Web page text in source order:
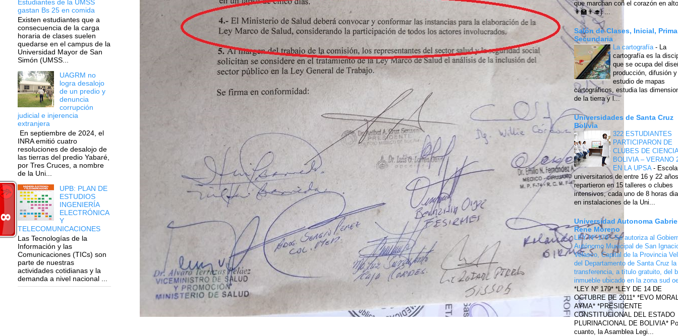
Estudiantes de la UMSS
gastan Bs 25 en comida
Existen estudiantes que a
consecuencia de la carga
horaria de clases suelen
quedarse en el campus de la
Universidad Mayor de San
Simón (UMSS...
UAGRM no
logra desalojo
de un predio y
denuncia
corrupción
judicial e injerencia
extranjera
En septiembre de 2024, el
INRA emitió cuatro
resoluciones de desalojo de
las tierras del predio Yabaré,
por Tres Cruces, a nombre
de la Uni...
UPB: PLAN DE
ESTUDIOS
INGENIERÍA
ELECTRÓNICA
Y
TELECOMUNICACIONES
Las Tecnologías de la
Información y las
Comunicaciones (TICs) son
parte de nuestras
actividades cotidianas y la
demanda a nivel nacional ...
que marchan con el corazón en
👩‍🏫👨‍🎓} ...
Salón de Clases, Inicial,
Secundaria
La cartografía -
La
cartografía es la
que se ocupa del
producción, difusión y
estudio de mapas
cartográficos, estudia las
de la tierra y l...
Universidades de Santa Cruz
Bolivia
322 ESTUDIANTES
PARTICIPARON DE
CLUBES DE CIENCIA
BOLIVIA – VERANO
EN LA UPSA -
universitarios de entre 16 y 22
repartieron en 15 talleres o clubes
intensivos, cada uno de 8 horas
en instalaciones de la Uni...
Universidad Autonoma
Rene Moreno
LEY Nº 179 - Se autoriza al
Autónomo Municipal de San
Velasco, Capital de la Provincia
del Departamento de Santa Cruz la
transferencia, a título gratuito, del
inmueble ubicado en la zona sud
*LEY Nº 179* *LEY DE 14 DE
OCTUBRE DE 2011* *EVO
AYMA* *PRESIDENTE
CONSTITUCIONAL DEL ESTADO
PLURINACIONAL DE BOLIVIA*
cuanto, la Asamblea Legi...